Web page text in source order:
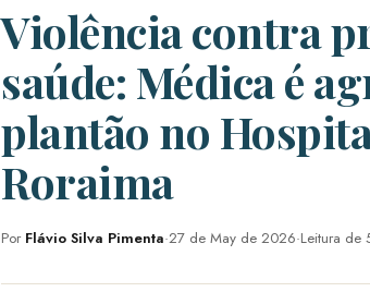
Violência contra
saúde: Médica é
plantão no
Roraima
Por Flávio Silva Pimenta·27 de May de 2026·Leitura de